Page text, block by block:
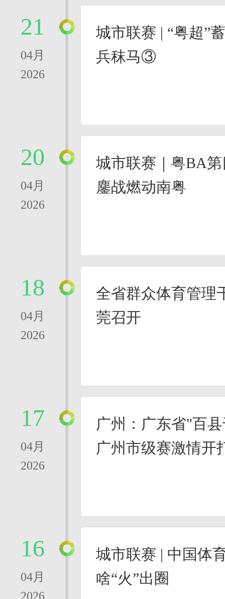
21
04月
2026
城市联赛 | “粤超”
兵秣马③
20
04月
2026
城市联赛｜粤BA
鏖战燃动南粤
18
04月
2026
全省群众体育管理
莞召开
17
04月
2026
广州：广东省"百
广州市级赛激情开
16
04月
2026
城市联赛 | 中国体
啥“火”出圈